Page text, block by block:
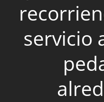
servicio